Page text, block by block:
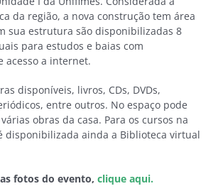
da região, a nova construção tem área
sua estrutura são disponibilizadas 8
para estudos e baias com
acesso a internet.
disponíveis, livros, CDs, DVDs,
entre outros. No espaço pode
obras da casa. Para os cursos na
disponibilizada ainda a Biblioteca virtual
fotos do evento, clique aqui.